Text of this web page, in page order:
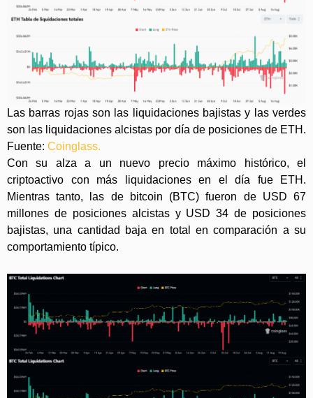
Las barras rojas son las liquidaciones bajistas y las verdes
son las liquidaciones alcistas por día de posiciones de ETH.
Fuente: Coinglass.
Con su alza a un nuevo precio máximo histórico, el
criptoactivo con más liquidaciones en el día fue ETH.
Mientras tanto, las de bitcoin (BTC) fueron de USD 67
millones de posiciones alcistas y USD 34 de posiciones
bajistas, una cantidad baja en total en comparación a su
comportamiento típico.